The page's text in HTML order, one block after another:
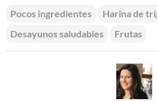
Pocos ingredientes
Harina de
Desayunos saludables
Frutas